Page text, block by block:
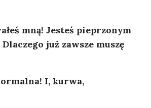
mną! Jesteś pieprzonym
już zawsze muszę
I, kurwa,